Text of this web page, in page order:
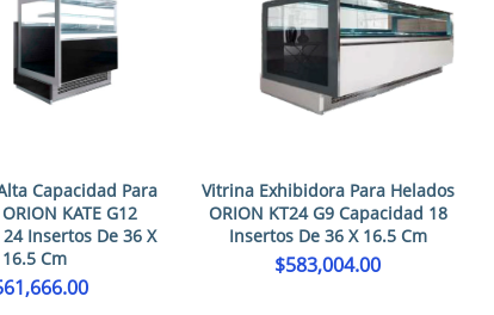
Capacidad Para
KATE G12
Insertos De 36 X
16.5 Cm
Vitrina Exhibidora Para Helados
ORION KT24 G9 Capacidad 18
Insertos De 36 X 16.5 Cm
$583,004.00